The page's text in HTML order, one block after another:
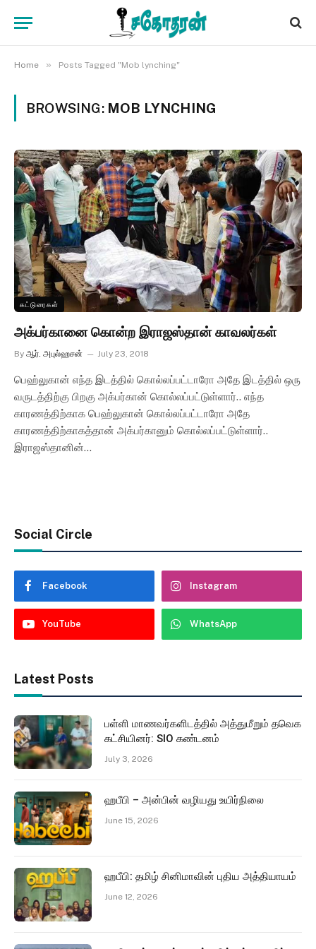
Home » Posts Tagged "Mob lynching"
BROWSING: MOB LYNCHING
கட்டுரைகள்
அக்பர்கானை கொன்ற இராஜஸ்தான் காவலர்கள்
By ஆர். அபுல்ஹசன் July 23, 2018
பெஹ்லுகான் எந்த இடத்தில் கொல்லப்பட்டாரோ அதே இடத்தில் ஒரு
வருடத்திற்கு பிறகு அக்பர்கான் கொல்லப்பட்டுள்ளார்.. எந்த
காரணத்திற்காக பெஹ்லுகான் கொல்லப்பட்டாரோ அதே
காரணத்திற்காகத்தான் அக்பர்கானும் கொல்லப்பட்டுள்ளார்..
இராஜஸ்தானின்…
Social Circle
Facebook Instagram
YouTube WhatsApp
Latest Posts
பள்ளி மாணவர்களிடத்தில் அத்துமீறும் தவெக
கட்சியினர்: SIO கண்டனம்
July 3, 2026
ஹபீபி – அன்பின் வழியது உயிர்நிலை
June 15, 2026
ஹபீபி: தமிழ் சினிமாவின் புதிய அத்தியாயம்
June 12, 2026